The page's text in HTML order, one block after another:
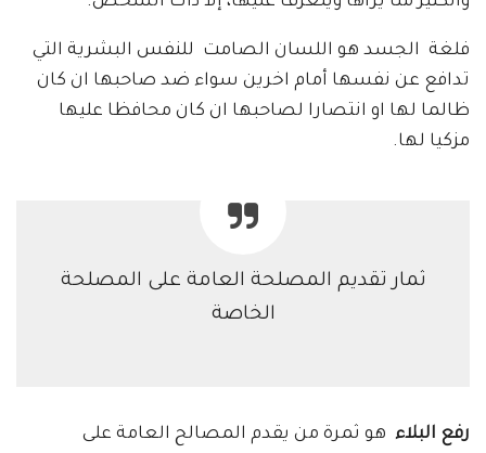
فلغة الجسد هو اللسان الصامت للنفس البشرية التي
تدافع عن نفسها أمام اخرين سواء ضد صاحبها ان كان
ظالما لها او انتصارا لصاحبها ان كان محافظا عليها
مزكيا لها.
ثمار تقديم المصلحة العامة على المصلحة
الخاصة
رفع البلاء هو ثمرة من يقدم المصالح العامة على